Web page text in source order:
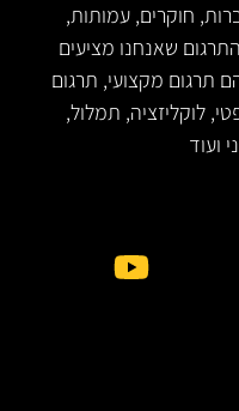
חוקרים, עמותות,
שאנחנו מציעים
תרגום מקצועי, תרגום
לוקליזציה, תמלול,
ועוד